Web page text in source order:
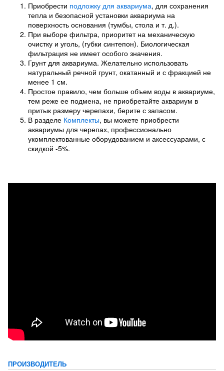
Приобрести подложку для аквариума, для сохранения
тепла и безопасной установки аквариума на
поверхность основания (тумбы, стола и т. д.).
При выборе фильтра, приоритет на механическую
очистку и уголь, (губки синтепон). Биологическая
фильтрация не имеет особого значения.
Грунт для аквариума. Желательно использовать
натуральный речной грунт, окатанный и с фракцией не
менее 1 см.
Простое правило, чем больше объем воды в аквариуме,
тем реже ее подмена, не приобретайте аквариум в
притык размеру черепахи, берите с запасом.
В разделе Комплекты, вы можете приобрести
аквариумы для черепах, профессионально
укомплектованные оборудованием и аксессуарами, с
скидкой -5%.
ПРОИЗВОДИТЕЛЬ